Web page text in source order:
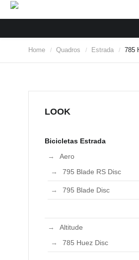
Home / Quadros / Estrada / 785
LOOK
Bicicletas Estrada
Aero
795 Blade RS Disc
795 Blade Disc
Altitude
785 Huez Disc